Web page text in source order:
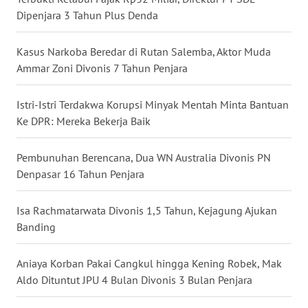
Dipenjara 3 Tahun Plus Denda
Kasus Narkoba Beredar di Rutan Salemba, Aktor Muda
Ammar Zoni Divonis 7 Tahun Penjara
Istri-Istri Terdakwa Korupsi Minyak Mentah Minta Bantuan
Ke DPR: Mereka Bekerja Baik
Pembunuhan Berencana, Dua WN Australia Divonis PN
Denpasar 16 Tahun Penjara
Isa Rachmatarwata Divonis 1,5 Tahun, Kejagung Ajukan
Banding
Aniaya Korban Pakai Cangkul hingga Kening Robek, Mak
Aldo Dituntut JPU 4 Bulan Divonis 3 Bulan Penjara
WN
BABEL
WN
SUMBAR
WN
SUMSEL
WN